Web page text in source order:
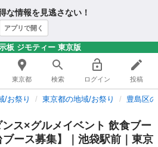
な情報を見逃さない！
アプリで開く
板 ジモティー 東京版
東京都 検索 ログイン 投稿
/お祭り 東京都の地域/お祭り 豊島区
ンス×グルメイベント 飲食ブー
ース募集】｜池袋駅前｜東京